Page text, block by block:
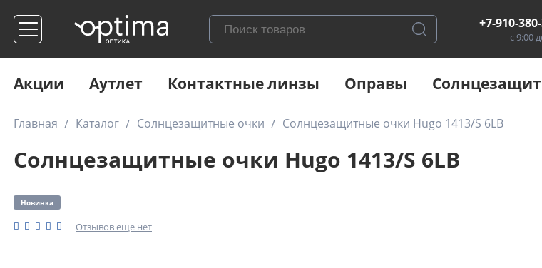
+7-910-
с 9:00
Акции Аутлет Контактные линзы Оправы
Главная Каталог Солнцезащитные очки Солнцезащитные очки Hugo 1413/S 6LB
Солнцезащитные очки Hugo 1413/S 6LB
Новинка
Отзывов еще нет